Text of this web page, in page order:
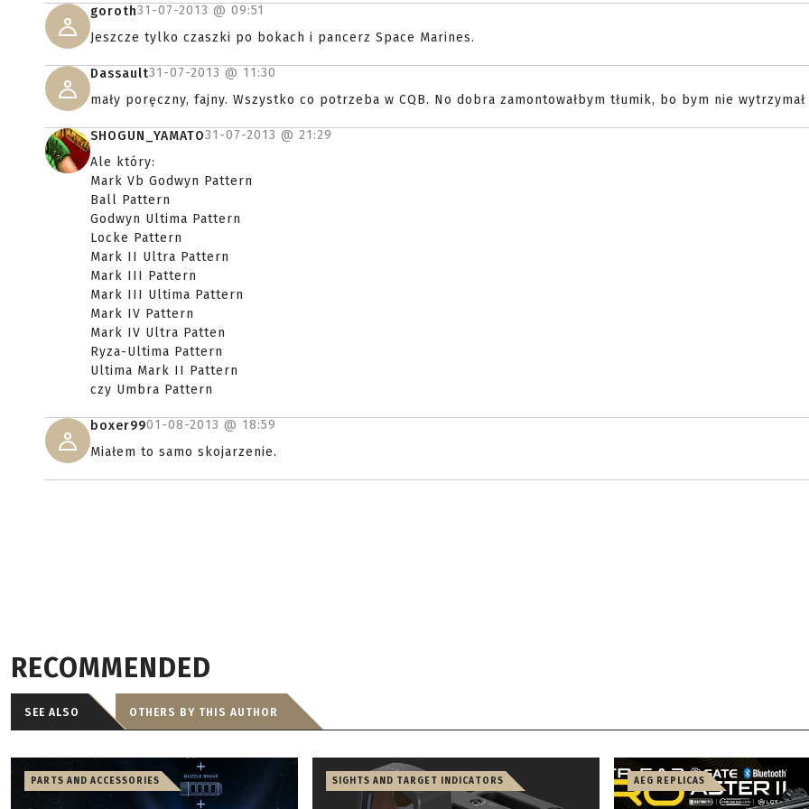
goroth31-07-2013 @ 09:51
Jeszcze tylko czaszki po bokach i pancerz Space Marines.
Dassault31-07-2013 @ 11:30
mały poręczny, fajny. Wszystko co potrzeba w CQB. No dobra zamontowałbym tłumik, bo bym nie wytrzymał
SHOGUN_YAMATO31-07-2013 @ 21:29
Ale który:
Mark Vb Godwyn Pattern
Ball Pattern
Godwyn Ultima Pattern
Locke Pattern
Mark II Ultra Pattern
Mark III Pattern
Mark III Ultima Pattern
Mark IV Pattern
Mark IV Ultra Patten
Ryza-Ultima Pattern
Ultima Mark II Pattern
czy Umbra Pattern
boxer9901-08-2013 @ 18:59
Miałem to samo skojarzenie.
RECOMMENDED
SEE ALSO OTHERS BY THIS AUTHOR
PARTS AND ACCESSORIES SIGHTS AND TARGET INDICATORS AEG REPLICAS